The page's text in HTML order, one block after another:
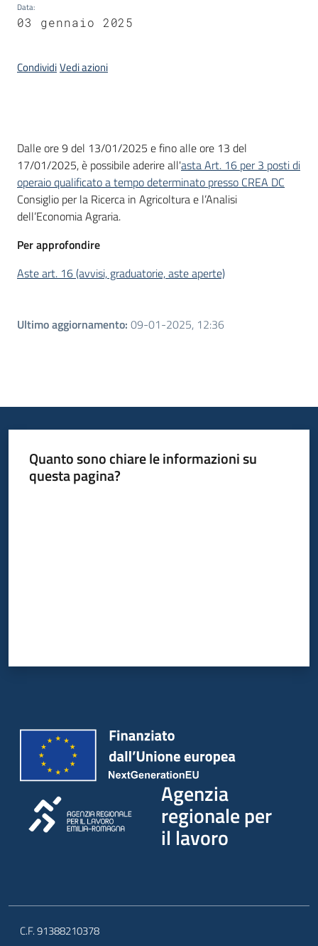
Data:
03 gennaio 2025
CondividiVedi azioni
Introduzione
Dalle ore 9 del 13/01/2025 e fino alle ore 13 del
17/01/2025, è possibile aderire all'asta Art. 16 per 3 posti di
operaio qualificato a tempo determinato presso CREA DC
Consiglio per la Ricerca in Agricoltura e l’Analisi
dell’Economia Agraria.
Per approfondire
Aste art. 16 (avvisi, graduatorie, aste aperte)
Ultimo aggiornamento: 09-01-2025, 12:36
Quanto sono chiare le informazioni su
questa pagina?
Agenzia
regionale per
il lavoro
C.F. 91388210378